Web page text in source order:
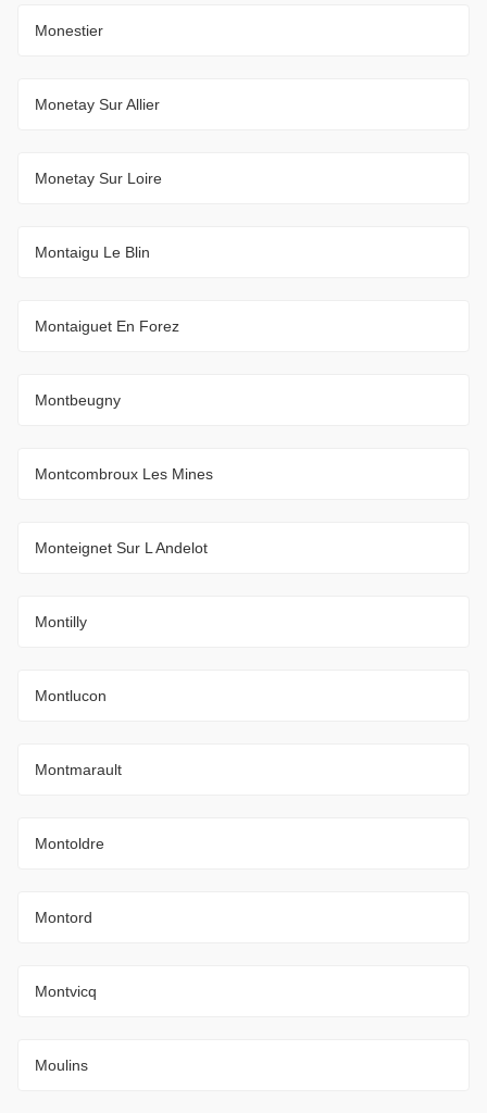
Monestier
Monetay Sur Allier
Monetay Sur Loire
Montaigu Le Blin
Montaiguet En Forez
Montbeugny
Montcombroux Les Mines
Monteignet Sur L Andelot
Montilly
Montlucon
Montmarault
Montoldre
Montord
Montvicq
Moulins